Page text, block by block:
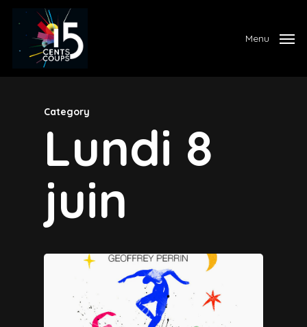
main
Menu
Category
Lundi 8
juin